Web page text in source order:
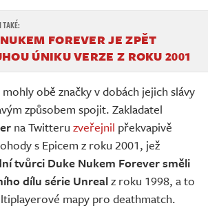
FOREVER JE ZPĚT
ÚNIKU VERZE Z ROKU 2001
obě značky v dobách jejich slávy
způsobem spojit. Zakladatel
na Twitteru zveřejnil překvapivě
s Epicem z roku 2001, jež
tvůrci Duke Nukem Forever směli
dílu série Unrealz roku 1998, a to
mapy pro deathmatch.